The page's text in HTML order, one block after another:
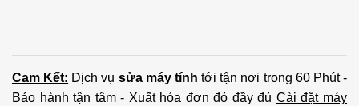
Cam Kết: Dịch vụ sửa máy tính tới tận nơi trong 60 Phút -
Bảo hành tận tâm - Xuất hóa đơn đỏ đầy đủ Cài đặt máy